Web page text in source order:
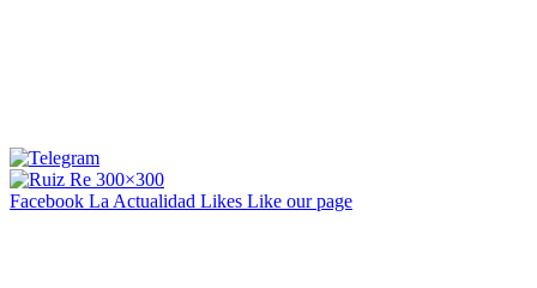
Facebook La Actualidad Likes Like our page